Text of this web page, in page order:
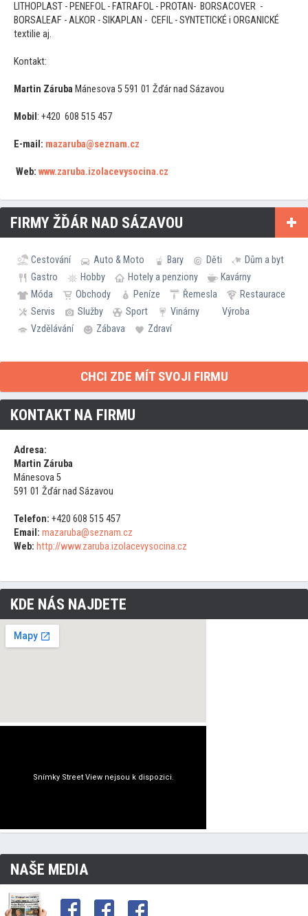
LITHOPLAST - PENEFOL - FATRAFOL - PROTAN- BORSACOVER -
BORSALEAF - ALKOR - SIKAPLAN - CEFIL - SYNTETICKÉ i ORGANICKÉ
textilie aj.
Kontakt:
Martin Záruba Mánesova 5 591 01 Žďár nad Sázavou
Mobil : +420 608 515 457
E-mail: mazaruba@seznam.cz
Web: www.zaruba.izolacevysocina.cz
FIRMY ŽĎÁR NAD SÁZAVOU
Cestování Auto & Moto Bary Děti
Dům a byt
Gastro
Hobby Hotely a penziony
Kavárny
Móda
Obchody Peníze Řemesla
Restaurace
Servis
Služby Sport Vinárny
Výroba
Vzdělávání
Zábava Zdraví
CHCI ZDE MÍT SVOJI FIRMU
KONTAKT NA FIRMU
Adresa:
Martin Záruba
Mánesova 5
591 01 Žďár nad Sázavou
Telefon: +420 608 515 457
Email: mazaruba@seznam.cz
Web: http://www.zaruba.izolacevysocina.cz
KDE NÁS NAJDETE
NAŠE MEDIA